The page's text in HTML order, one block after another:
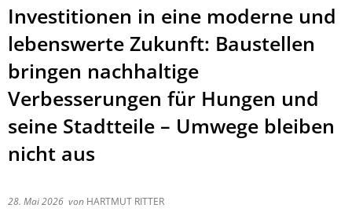
Investitionen in eine moderne und
lebenswerte Zukunft: Baustellen
bringen nachhaltige
Verbesserungen für Hungen und
seine Stadtteile – Umwege bleiben
nicht aus
28. Mai 2026 von HARTMUT RITTER